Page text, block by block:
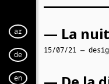
ar
de
en
— La
15/07/21 —